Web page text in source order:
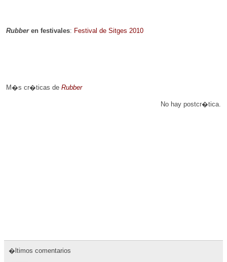
Rubberen festivales: Festival de Sitges 2010
M�s cr�ticas deRubber
No hay postcr�tica.
�ltimos comentarios